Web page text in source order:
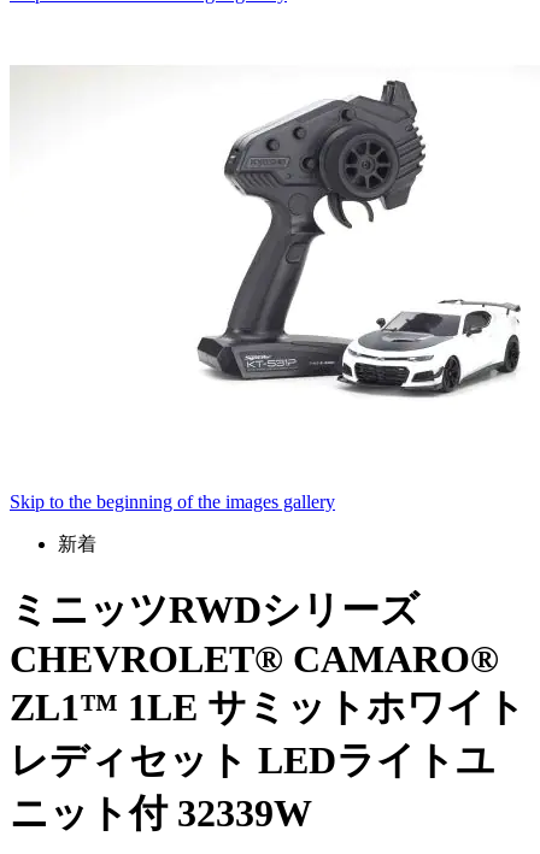
Skip to the beginning of the images gallery
新着
ミニッツRWDシリーズ
CHEVROLET® CAMARO®
ZL1™ 1LE サミットホワイト
レディセット LEDライトユ
ニット付 32339W